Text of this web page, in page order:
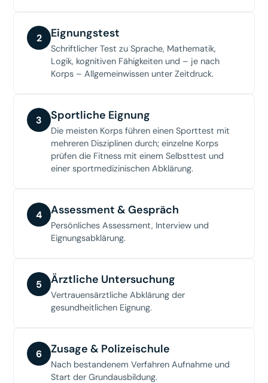
2 Eignungstest
Schriftlicher Test zu Sprache, Mathematik,
Logik, kognitiven Fähigkeiten und – je nach
Korps – Allgemeinwissen unter Zeitdruck.
3 Sportliche Eignung
Die meisten Korps führen einen Sporttest mit
mehreren Disziplinen durch; einzelne Korps
prüfen die Fitness mit einem Selbsttest und
einer sportmedizinischen Abklärung.
4 Assessment & Gespräch
Persönliches Assessment, Interview und
Eignungsabklärung.
5 Ärztliche Untersuchung
Vertrauensärztliche Abklärung der
gesundheitlichen Eignung.
6 Zusage & Polizeischule
Nach bestandenem Verfahren Aufnahme und
Start der Grundausbildung.